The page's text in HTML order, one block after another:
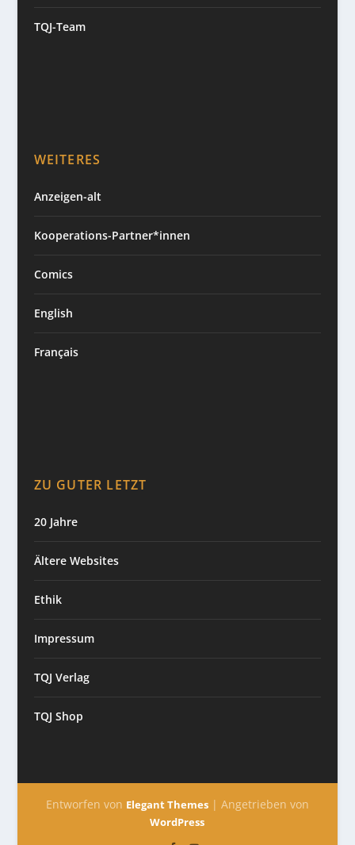
TQJ-Team
WEITERES
Anzeigen-alt
Kooperations-Partner*innen
Comics
English
Français
ZU GUTER LETZT
20 Jahre
Ältere Websites
Ethik
Impressum
TQJ Verlag
TQJ Shop
Entworfen von Elegant Themes| Angetrieben von
WordPress